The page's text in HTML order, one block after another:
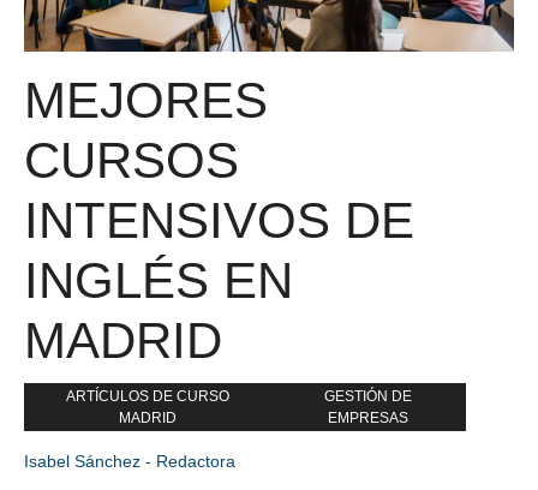
MEJORES
CURSOS
INTENSIVOS DE
INGLÉS EN
MADRID
ARTÍCULOS DE CURSO
MADRID
GESTIÓN DE
EMPRESAS
Isabel Sánchez - Redactora